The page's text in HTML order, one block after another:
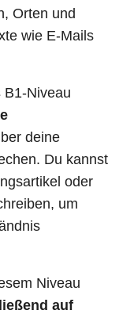
Orten und
wie E-Mails
B1-Niveau
deine
Du kannst
oder
um
Niveau
auf